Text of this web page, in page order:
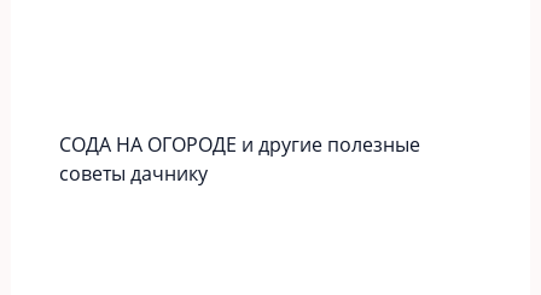
СОДА НА ОГОРОДЕ и другие полезные
советы дачнику